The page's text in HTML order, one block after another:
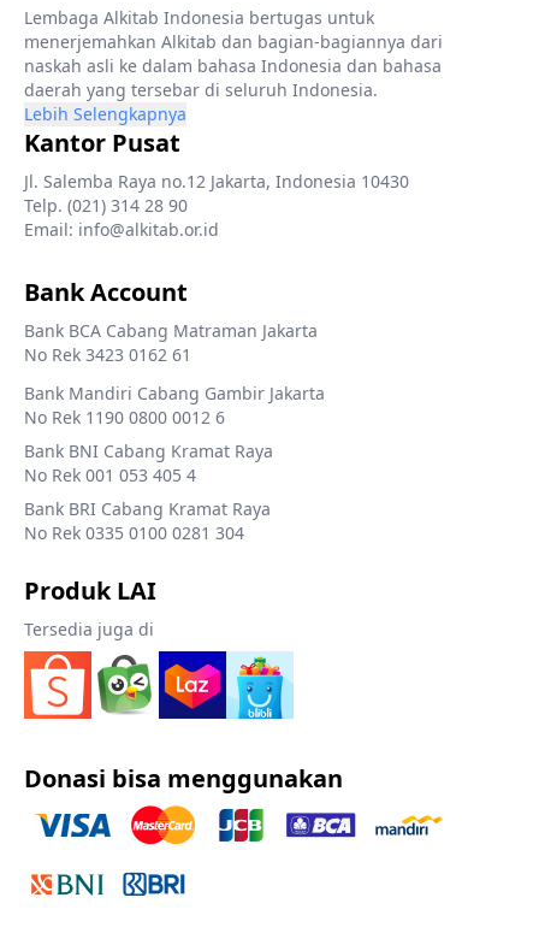
Lembaga Alkitab Indonesia bertugas untuk
menerjemahkan Alkitab dan bagian-bagiannya dari
naskah asli ke dalam bahasa Indonesia dan bahasa
daerah yang tersebar di seluruh Indonesia.
Lebih Selengkapnya
Kantor Pusat
Jl. Salemba Raya no.12 Jakarta, Indonesia 10430
Telp. (021) 314 28 90
Email: info@alkitab.or.id
Bank Account
Bank BCA Cabang Matraman Jakarta
No Rek 3423 0162 61
Bank Mandiri Cabang Gambir Jakarta
No Rek 1190 0800 0012 6
Bank BNI Cabang Kramat Raya
No Rek 001 053 405 4
Bank BRI Cabang Kramat Raya
No Rek 0335 0100 0281 304
Produk LAI
Tersedia juga di
Donasi bisa menggunakan